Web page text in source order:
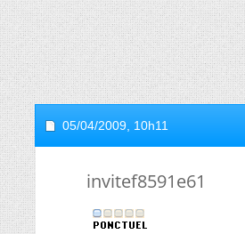
05/04/2009, 10h11
invitef8591e61